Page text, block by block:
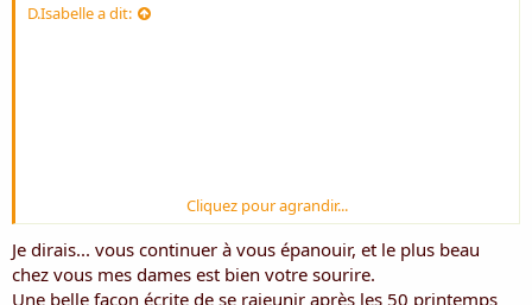
D.Isabelle a dit:
Cliquez pour agrandir...
Je dirais... vous continuer à vous épanouir, et le plus beau
chez vous mes dames est bien votre sourire.
Une belle façon écrite de se rajeunir après les 50 printemps